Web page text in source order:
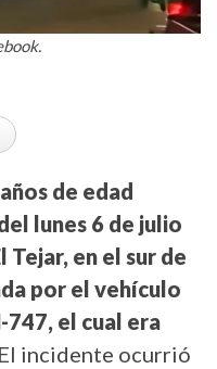
de edad
lunes 6 de julio
Tejar, en el sur de
por el vehículo
el cual era
incidente ocurrió